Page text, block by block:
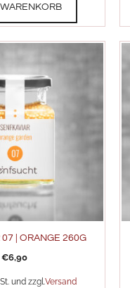
WARENKORB
07 | ORANGE 260G
€6,90
und zzgl.Versand